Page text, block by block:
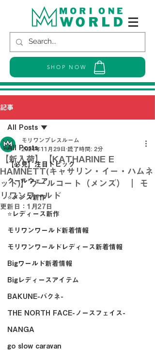
SHOP NOW
記事
All Posts
【必見】注目トピック
クールウェア
⭐メンズ新作
⭐レディース新作
モリワンワールド新着情報
モリワンワールドレディース新着情報
Bigワールド新着情報
Bigレディースアイテム
BAKUNE-バクネ-
THE NORTH FACE-ノースフェイス-
NANGA
go slow caravan
All Posts
【新入荷】【KATHARINE E
HAMNETT(キャサリン・イー・ハムネ
ット)】ウールコート（メンズ） ｜ モ
リワンワールド
モリワンプレスルーム
2024年11月29日 読了時間: 2分
更新日： 1月27日